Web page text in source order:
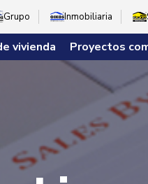
Grupo Inmobiliaria
vivienda Proyectos